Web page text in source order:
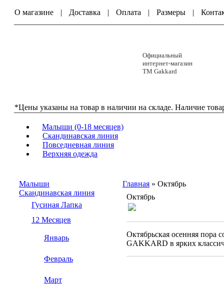
О магазине | Доставка | Оплата | Размеры |
Официальный
интернет-магазин
ТМ Gakkard
*Цены указаны на товар в наличии на складе. Наличие
Малыши (0-18 месяцев)
Скандинавская линия
Повседневная линия
Верхняя одежда
Малыши
Скандинавская линия
Гусиная Лапка
12 Месяцев
Январь
Февраль
Март
Главная » Октябрь
Октябрь
Октябрьская осенняя пора
GAKKARD в ярких